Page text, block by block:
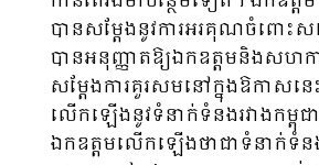
បានសម្ដែងនូវការអរគុណចំពោះស
បានអនុញ្ញាតឱ្យឯកឧត្តមនិងសហក
សម្ដែងការគួរសមនៅក្នុងឱកាសនេ
លើកឡើងនូវទំនាក់ទំនងរវាងកម្ពុជ
ឯកឧត្តមលើកឡើងថាជាទំនាក់ទំន